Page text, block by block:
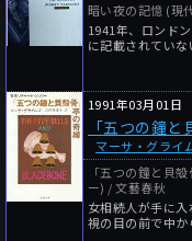
暗い夜の記憶 (現
1941年、ロンド
に記載されていな
1991年03月01日
「五つの鐘
マーサ・グライ
「五つの鐘と貝
ー) / 文藝春秋
女相続人が手に
視の目の前で中